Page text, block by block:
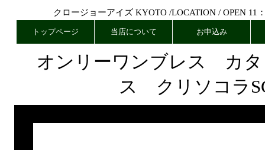
クロージョーアイズ KYOTO /LOCATION/ OPEN 11
トップページ 当店について お申込み
オンリーワンブレス カタ
ス クリソコラ